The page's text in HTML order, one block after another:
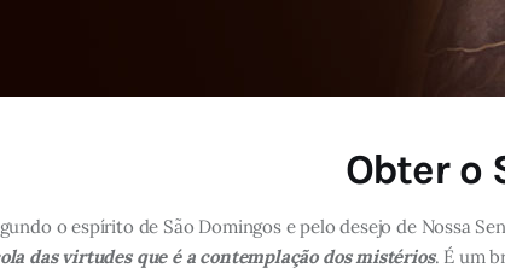
Obter o
o espírito de São Domingos e pelo desejo de Nossa
das virtudes que é a contemplação dos mistérios. É um